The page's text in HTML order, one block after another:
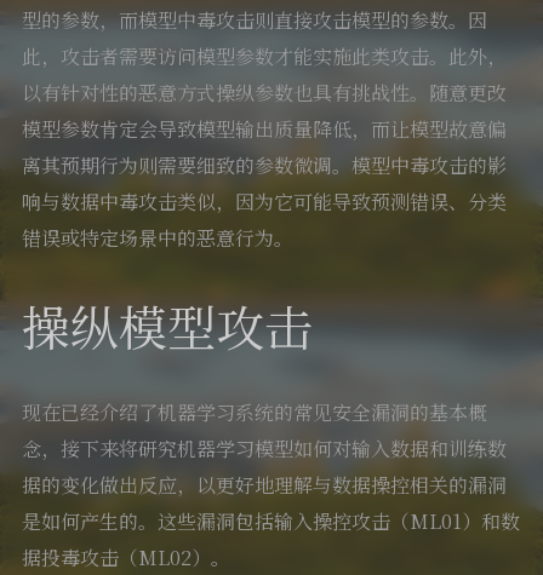
型的参数，而模型中毒攻击则直接攻击模型的参数。因
此，攻击者需要访问模型参数才能实施此类攻击。此外，
以有针对性的恶意方式操纵参数也具有挑战性。随意更改
模型参数肯定会导致模型输出质量降低，而让模型故意偏
离其预期行为则需要细致的参数微调。模型中毒攻击的影
响与数据中毒攻击类似，因为它可能导致预测错误、分类
错误或特定场景中的恶意行为。
操纵模型攻击
现在已经介绍了机器学习系统的常见安全漏洞的基本概
念，接下来将研究机器学习模型如何对输入数据和训练数
据的变化做出反应，以更好地理解与数据操控相关的漏洞
是如何产生的。这些漏洞包括输入操控攻击（ML01）和数
据投毒攻击（ML02）。